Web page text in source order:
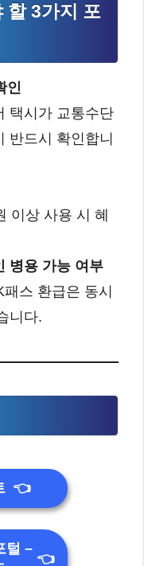
할 3가지 포
인
택시가 교통수단
반드시 확인합니
이상 사용 시 혜
병용 가능 여부
스 환급은 동시
니다.
👈
털 –
👈